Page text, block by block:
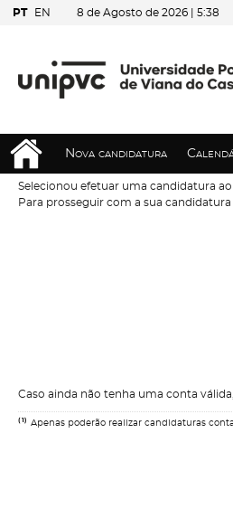
PT EN 8 de Agosto de 2026 | 5:38
Nova candidatura
Selecionou efetuar uma candidatura
Para prosseguir com a sua
Caso ainda não tenha uma conta
(1) Apenas poderão realizar candidaturas